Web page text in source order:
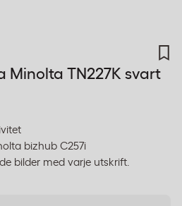
Minolta TN227K svart
bizhub C257i
bilder med varje utskrift.